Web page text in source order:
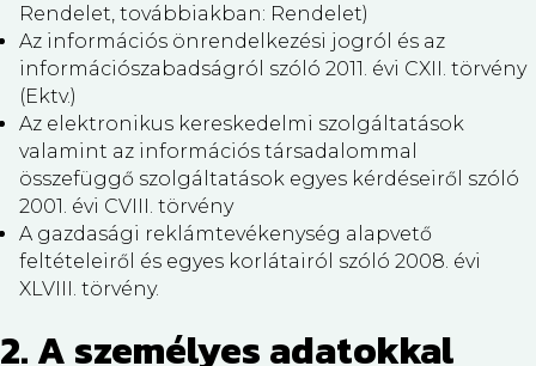
Rendelet, továbbiakban: Rendelet)
Az információs önrendelkezési jogról és az
információszabadságról szóló 2011. évi CXII. törvény
(Ektv.)
Az elektronikus kereskedelmi szolgáltatások
valamint az információs társadalommal
összefüggő szolgáltatások egyes kérdéseiről szóló
2001. évi CVIII. törvény
A gazdasági reklámtevékenység alapvető
feltételeiről és egyes korlátairól szóló 2008. évi
XLVIII. törvény.
2. A személyes adatokkal